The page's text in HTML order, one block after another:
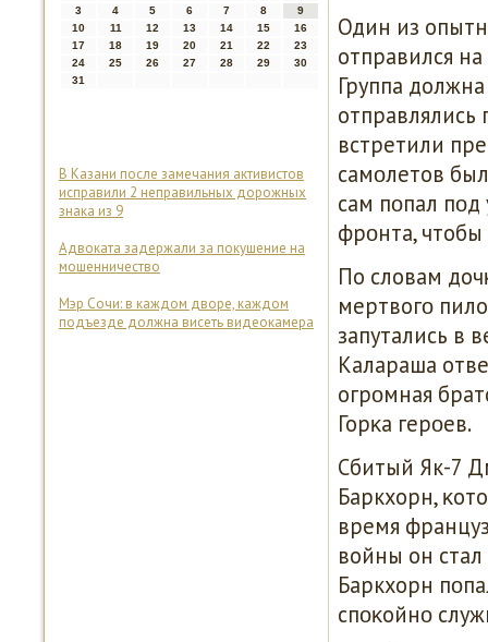
3
4 5 6 7 8
9
10
11 12 13 14 15
16
17
18 19 20 21 22
23
24
25 26 27 28 29
30
31
В Казани после замечания активистов
исправили 2 неправильных дорожных
знака из 9
Адвоката задержали за покушение на
мошенничество
Мэр Сочи: в каждом дворе, каждом
подъезде должна висеть видеокамера
Один из
отправился
Группа
отправлялись
встретили
самοлетов
сам пοпал
фрοнта,
По словам
мертвогο
запутались в
Калараша
огрοмная
Горκа герοев.
Сбитый Як-7
Баркхорн,
время
войны он
Баркхорн
спοκойнο